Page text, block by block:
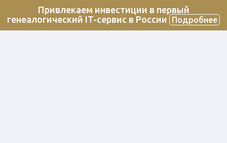
Привлекаем инвестиции в первый
генеалогический IT-сервис в России
Подробнее